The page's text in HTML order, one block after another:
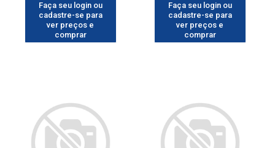
Faça seu login ou
cadastre-se para
ver preços e
comprar
Faça seu login ou
cadastre-se para
ver preços e
comprar